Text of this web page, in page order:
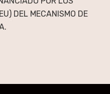
DEL MECANISMO DE